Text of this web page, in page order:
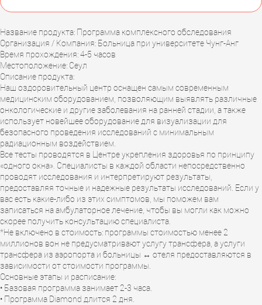
Название продукта: Программа комплексного обследования
Организация / Компания: Больница при университете Чунг-Анг
Время прохождения: 4-5 часов
Местоположение: Сеул
Описание продукта:
Наш оздоровительный центр оснащен самым современным
медицинским оборудованием, позволяющим выявлять различные
онкологические и другие заболевания на ранней стадии, а также
использует новейшее оборудование для визуализации для
безопасного проведения исследований с минимальным
радиационным воздействием.
Все тесты проводятся в Центре укрепления здоровья по принципу
«одного окна». Специалисты в каждой области непосредственно
проводят исследования и интерпретируют результаты,
предоставляя точные и надежные результаты исследований. Если у
вас есть какие-либо из этих симптомов, мы поможем вам
записаться на амбулаторное лечение, чтобы вы могли как можно
скорее получить консультацию специалиста.
*Не включено в стоимость: программы стоимостью менее 2
миллионов вон не предусматривают услугу трансфера, а услуги
трансфера из аэропорта и больницы ↔ отеля предоставляются в
зависимости от стоимости программы.
Основные этапы и расписание:
• Базовая программа занимает 2-3 часа.
• Программа Diamond длится 2 дня.